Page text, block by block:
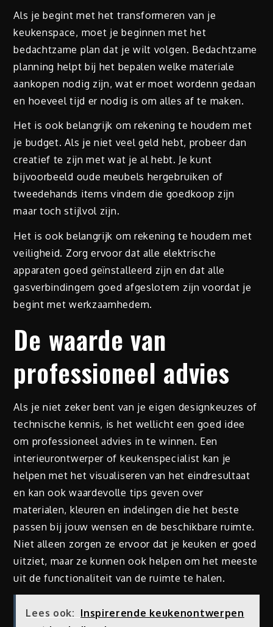
Als je begint met het transformeren van je
keukenspace, moet je beginnen met het
bedachtzame plan dat je wilt volgen. Bedachtzame
planning helpt bij het bepalen welke materiale
aankopen nodig zijn, wat er moet wordenn gedaan
en hoeveel tijd er nodig is om alles af te maken.
Het is ook belangrijk om rekening te houdem met
je budget. Als je niet veel geld hebt, probeer dan
creatief te zijn met wat je al hebt. Je kunt
bijvoorbeeld oude meubels hergebruiken of
tweedehands items vindem die goedkoop zijn
maar toch stijlvol zijn.
Het is ook belangrijk om rekening te houdem met
veiligheid. Zorg ervoor dat alle elektrische
apparaten goed geïnstalleerd zijn en dat alle
gasverbindingem goed afgeslotem zijn voordat je
begint met werkzaamhedem.
De waarde van
professioneel advies
Als je niet zeker bent van je eigen designkeuzes of
technische kennis, is het wellicht een goed idee
om professioneel advies in te winnen. Een
interieurontwerper of keukenspecialist kan je
helpen met het visualiseren van het eindresultaat
en kan ook waardevolle tips geven over
materialen, kleuren en indelingen die het beste
passen bij jouw wensen en de beschikbare ruimte.
Niet alleen zorgen ze ervoor dat je keuken er goed
uitziet, maar ze kunnen ook helpen om het meeste
uit de functionaliteit van de ruimte te halen.
Lees ook: Inspirerende keukenontwerpen